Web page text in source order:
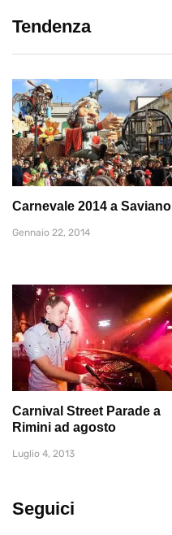
Tendenza
Carnevale 2014 a Saviano
Gennaio 22, 2014
Carnival Street Parade a
Rimini ad agosto
Luglio 4, 2013
Seguici